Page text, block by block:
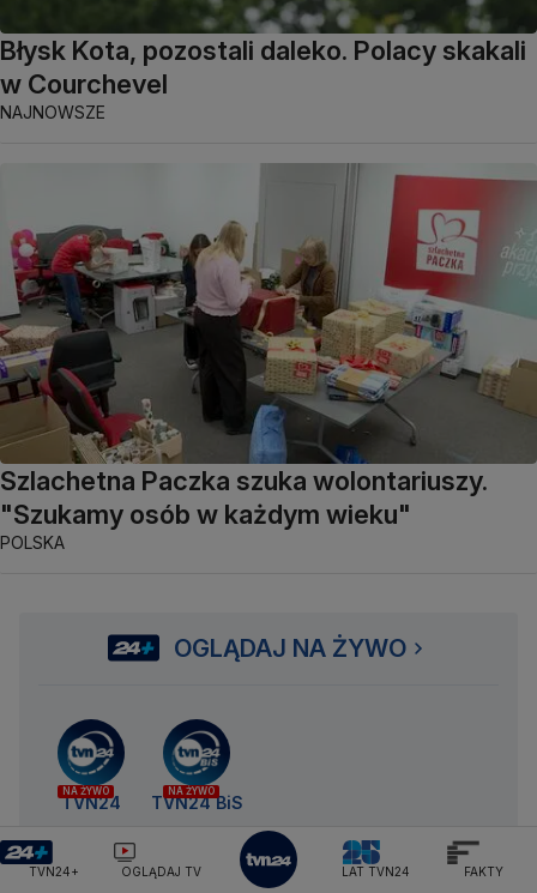
Błysk Kota, pozostali daleko. Polacy skakali
w Courchevel
NAJNOWSZE
Szlachetna Paczka szuka wolontariuszy.
"Szukamy osób w każdym wieku"
POLSKA
OGLĄDAJ NA ŻYWO
NA ŻYWO
TVN24
NA ŻYWO
TVN24 BiS
NAJNOWSZE INFORMACJE:
TVN24+ OGLĄDAJ TV LAT TVN24 FAKTY